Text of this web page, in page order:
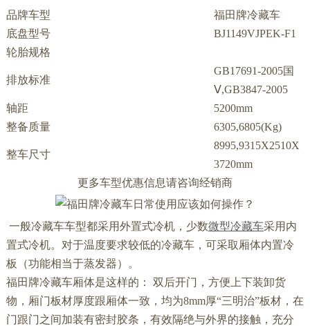
品牌车型
福田牌冷藏车
底盘型号
BJ1149VJPEK-F1
轮胎规格
排放标准
GB17691-2005国
Ⅴ,GB3847-2005
轴距
5200mm
整备质量
6305,6805(Kg)
整车尺寸
8995,9315X2510X
3720mm
更多车型优惠信息请咨询经销商
一般冷藏车车型都采用外置式冷机，少数微型冷藏车采用内
置式冷机。对于温度要求较低的冷藏车，可采取厢体内置冷
板（功能相当于蒸发器）。
福田牌冷藏车厢体是这样的： 双后开门，方便上下装卸货
物，厢门板材厚度跟厢体一致，均为8mm厚“三明治”板材，在
门跟门之间加装有密封胶条，有效隔绝与外界的接触，充分